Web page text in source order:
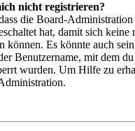
nicht registrieren?
die Board-
hat, damit sich keine
können. Es könnte auch
Benutzername, mit dem
wurden. Um Hilfe zu